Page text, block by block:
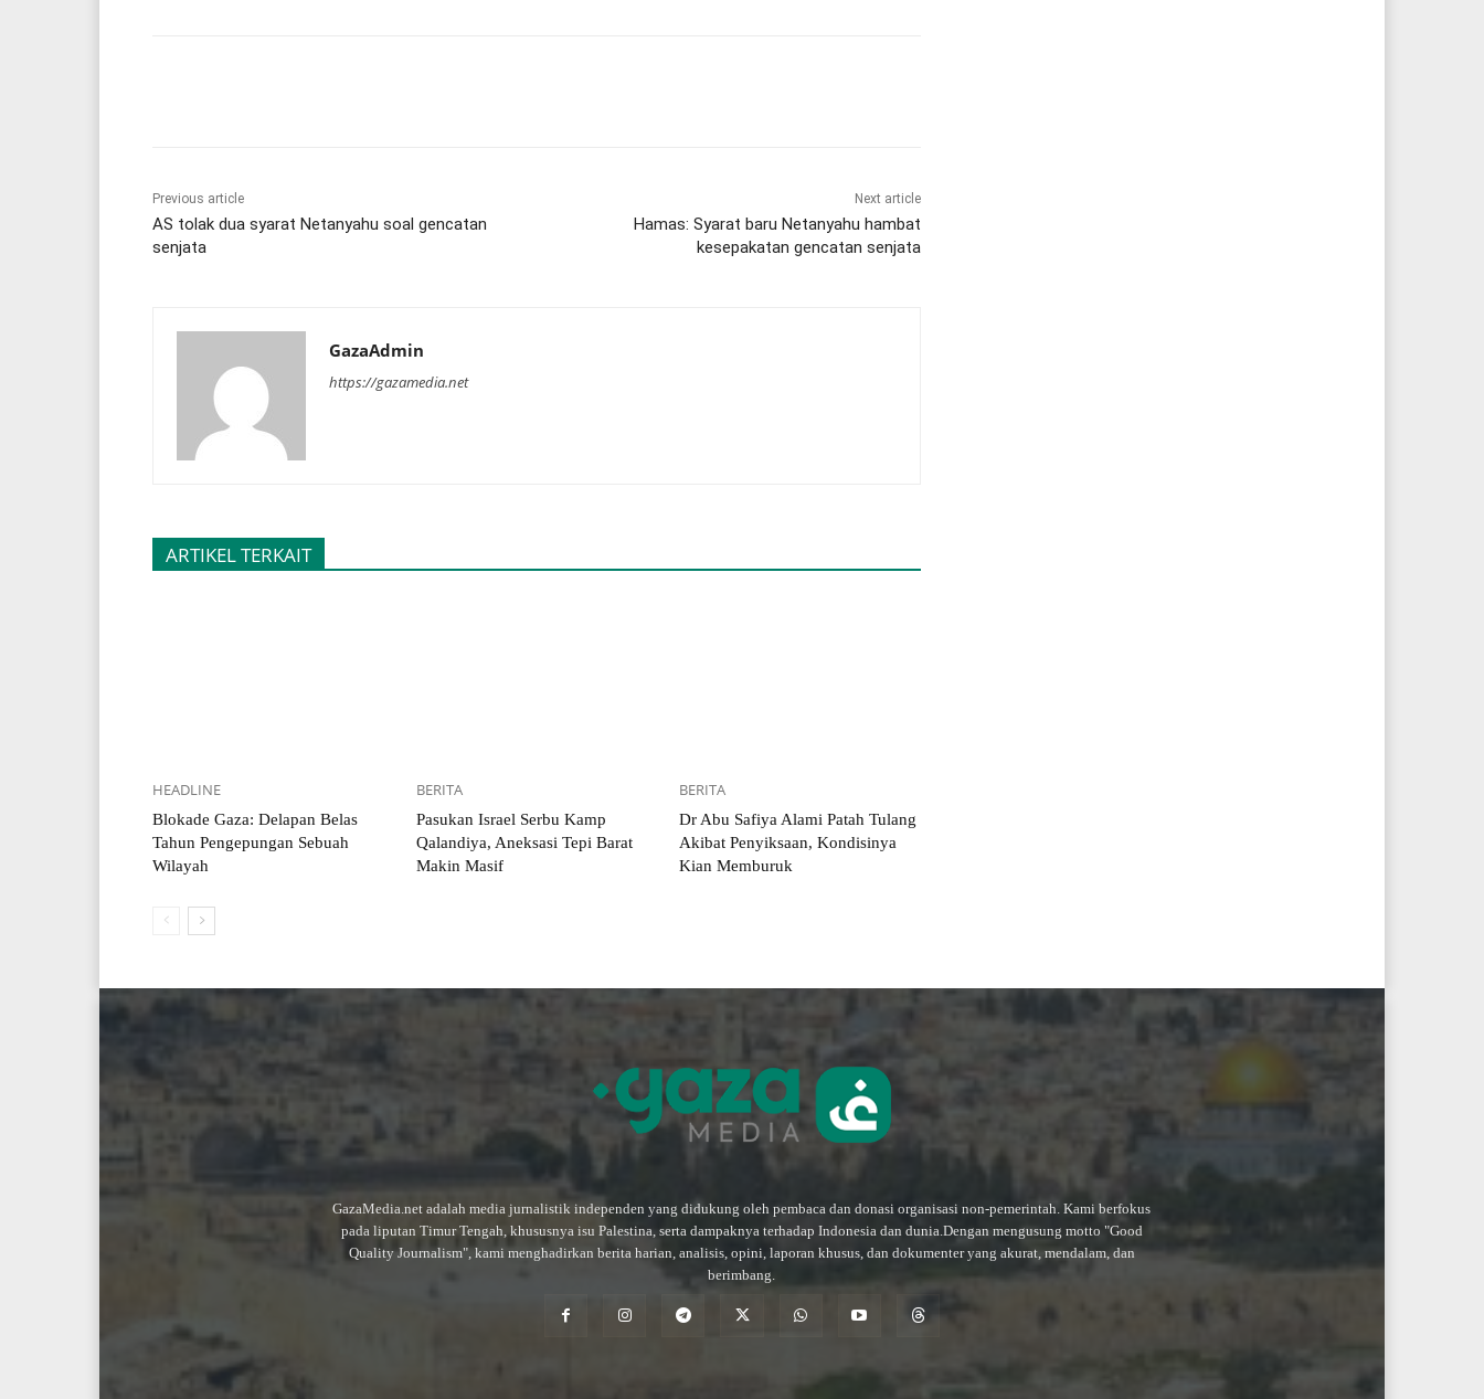
Previous article
AS tolak dua syarat Netanyahu soal gencatan
senjata
Next article
Hamas: Syarat baru Netanyahu hambat
kesepakatan gencatan senjata
GazaAdmin
https://gazamedia.net
ARTIKEL TERKAIT
HEADLINE
Blokade Gaza: Delapan Belas
Tahun Pengepungan Sebuah
Wilayah
BERITA
Pasukan Israel Serbu Kamp
Qalandiya, Aneksasi Tepi Barat
Makin Masif
BERITA
Dr Abu Safiya Alami Patah Tulang
Akibat Penyiksaan, Kondisinya
Kian Memburuk
GazaMedia.net adalah media jurnalistik independen yang didukung oleh pembaca dan donasi organisasi non-pemerintah. Kami berfokus
pada liputan Timur Tengah, khususnya isu Palestina, serta dampaknya terhadap Indonesia dan dunia.Dengan mengusung motto "Good
Quality Journalism", kami menghadirkan berita harian, analisis, opini, laporan khusus, dan dokumenter yang akurat, mendalam, dan
berimbang.